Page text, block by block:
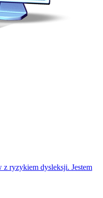
ryzykiem dysleksji. Jestem